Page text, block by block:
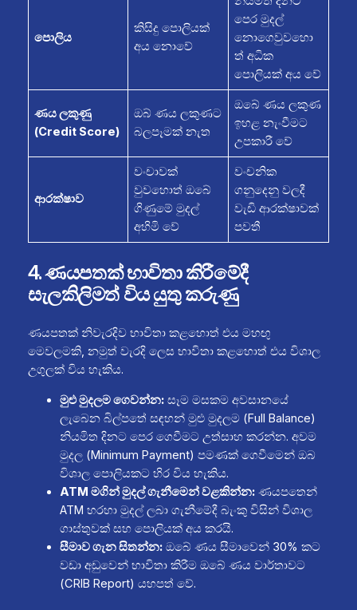
පොලිය
කිසිදු පොලියක්
අය නොවේ
පෙර මුදල්
නොගෙවුවහො
ත් අධික
පොලියක් අය වේ
ණය ලකුණු
(Credit Score)
ඔබ් ණය ලකුණට
බලපෑමක් නැත
ඔබේ ණය ලකුණ
ඉහළ නැංවීමට
උපකාරී වේ
ආරක්ෂාව
වංචාවක්
වුවහොත් ඔබේ
ගිණුමේ මුදල්
අහිමි වේ
වංචනික
ගනුදෙනු වලදී
වැඩි ආරක්ෂාවක්
පවතී
4. ණයපතක් භාවිතා කිරීමේදී
සැලකිලිමත් විය යුතු කරුණු
ණයපතක් නිවැරදිව භාවිතා කළහොත් එය මහඟු
මෙවලමකි, නමුත් වැරදි ලෙස භාවිතා කළහොත් එය විශාල
උගුලක් විය හැකිය.
මුළු මුදලම ගෙවන්න:සෑම මසකම අවසානයේ
ලැබෙන බිල්පතේ සඳහන් මුළු මුදලම (Full Balance)
නියමිත දිනට පෙර ගෙවීමට උත්සාහ කරන්න. අවම
මුදල (Minimum Payment) පමණක් ගෙවීමෙන් ඔබ
විශාල පොලියකට හිර විය හැකිය.
ATM මගින් මුදල් ගැනීමෙන් වළකින්න:ණයපතෙන්
ATM හරහා මුදල් ලබා ගැනීමේදී බැංකු විසින් විශාල
ගාස්තුවක් සහ පොලියක් අය කරයි.
සීමාව ගැන සිතන්න:ඔබේ ණය සීමාවෙන් 30% කට
වඩා අඩුවෙන් භාවිතා කිරීම ඔබේ ණය වාර්තාවට
(CRIB Report) යහපත් වේ.